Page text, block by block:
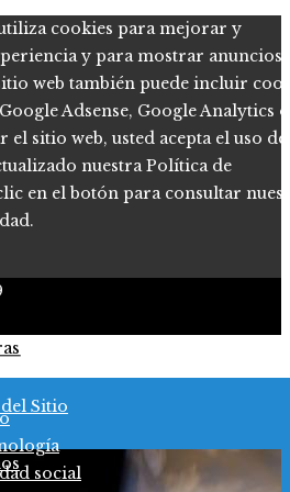
cookies para mejorar y
y para mostrar anuncios
web también puede incluir
Adsense, Google Analytics o
el sitio web, usted acepta el uso de
nuestra Política de
en el botón para consultar
Sitio
social